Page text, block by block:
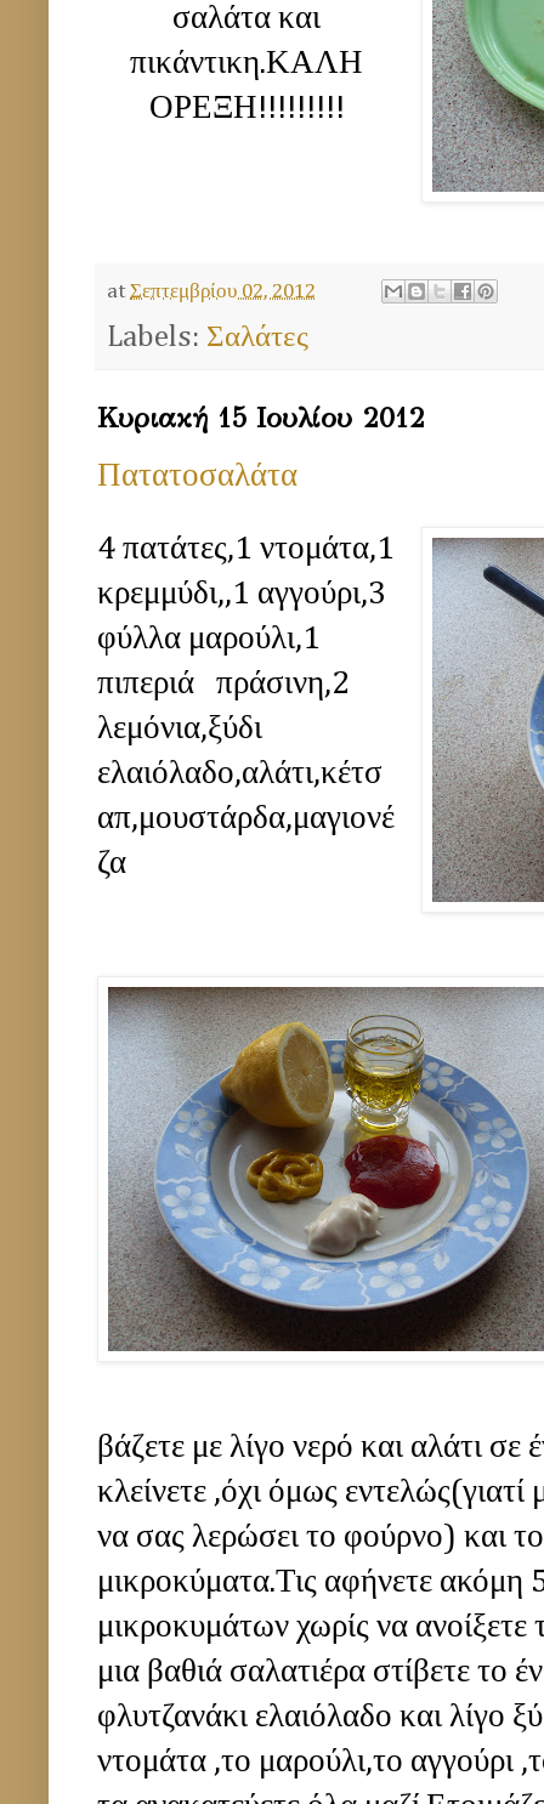
σαλάτα και
πικάντικη.ΚΑΛΗ
ΟΡΕΞΗ!!!!!!!!!
atΣεπτεμβρίου 02, 2012
Labels: Σαλάτες
Κυριακή 15 Ιουλίου 2012
Πατατοσαλάτα
4 πατάτες,1 ντομάτα,1
κρεμμύδι,,1 αγγούρι,3
φύλλα μαρούλι,1
πιπεριά πράσινη,2
λεμόνια,ξύδι
ελαιόλαδο,αλάτι,κέτσ
απ,μουστάρδα,μαγιονέ
ζα
βάζετε με λίγο νερό και αλάτι
κλείνετε ,όχι όμως
να σας λερώσει το φούρνο) και
μικροκύματα.Τις αφήνετε
μικροκυμάτων χωρίς να ανοίξετε
μια βαθιά σαλατιέρα στίβετε το
φλυτζανάκι ελαιόλαδο και λίγο
ντομάτα ,το μαρούλι,το αγγούρι